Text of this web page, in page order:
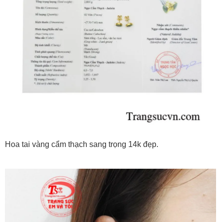
Hoa tai vàng cẩm thạch sang trọng 14k đẹp.